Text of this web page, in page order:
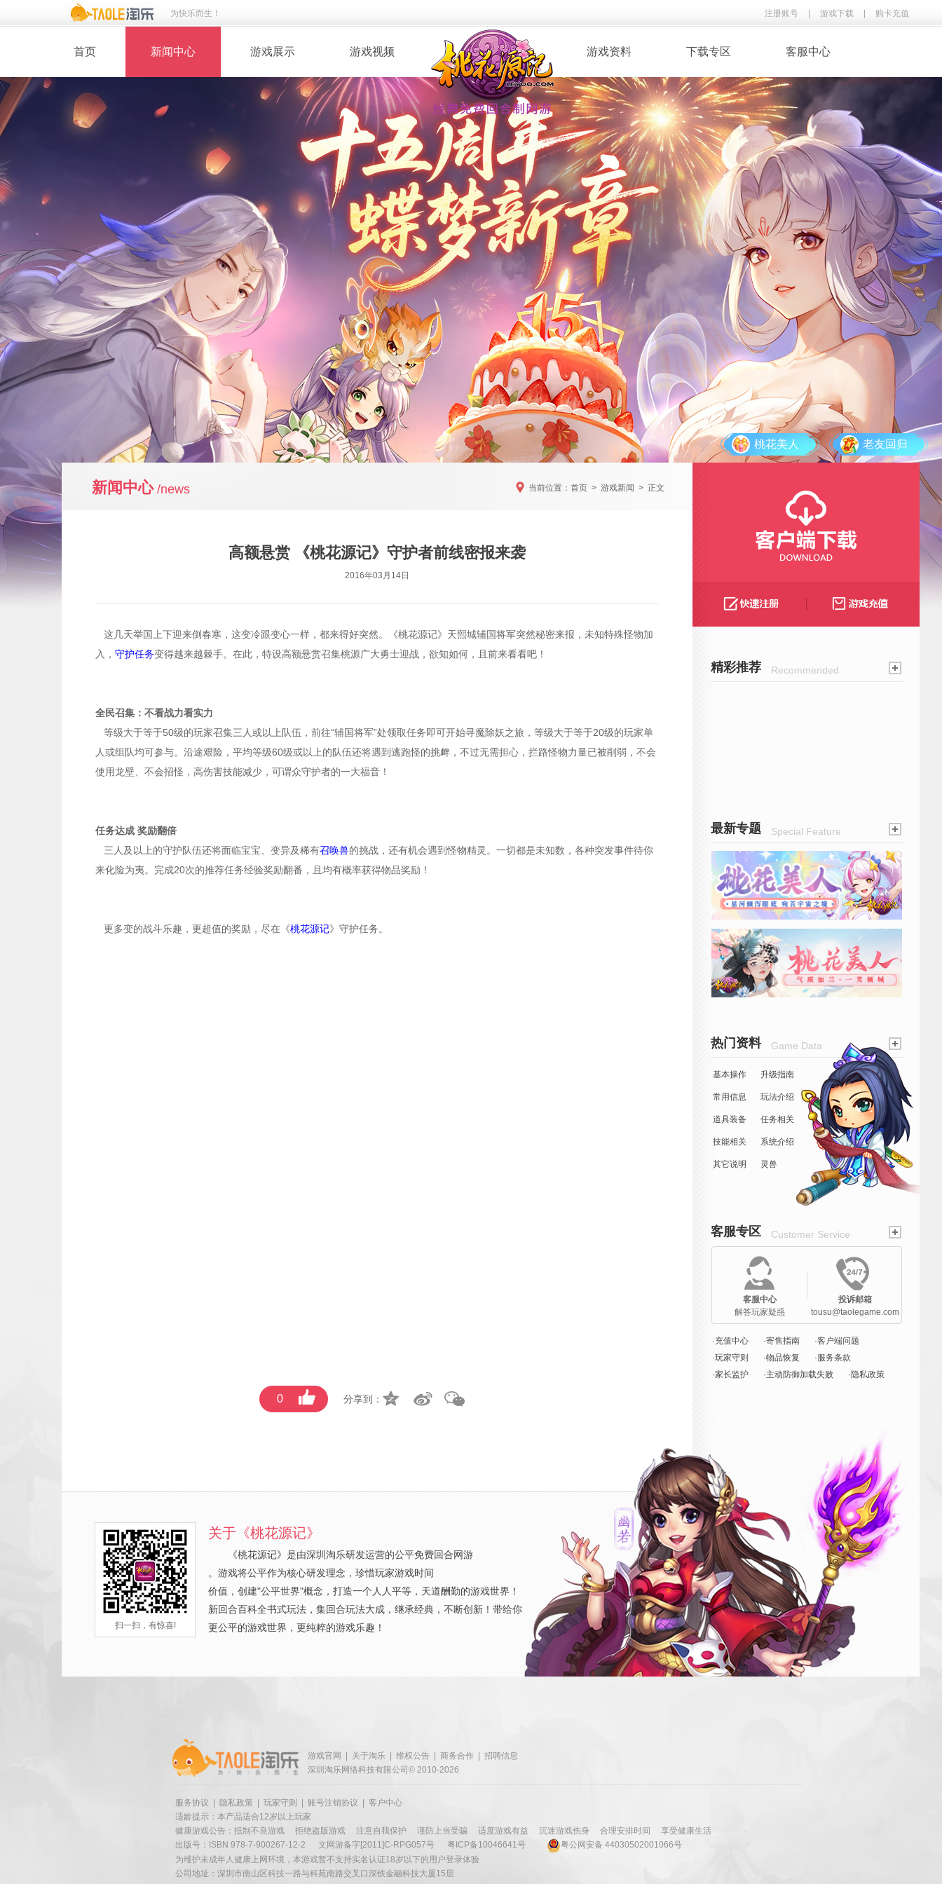
为快乐而生！ 注册账号 游戏下载 购卡充值
首页 新闻中心 游戏展示 游戏视频 客服中心
下载专区
游戏资料
· 维护公告
· 桃花美人
· 桃花服战
· 玩家自制
· 版本CG
· 解说视频
· 录像下载
· 游戏音乐
· 玩家翻唱
· 新手指南
· 资料攻略
· 召唤兽图鉴
老友回归
桃花美人
新闻中心 /news 当前位置： 首页 > 游戏新闻 > 正文
高额悬赏 《桃花源记》守护者前线密报来袭
2016年03月14日
这几天举国上下迎来倒春寒，这变冷跟变心一样，都来得好突然。《桃花源记》天熙城辅国将军突然秘密来报，未知特殊怪物加
入， 守护任务变得越来越棘手。在此，特设高额悬赏召集桃源广大勇士迎战，欲知如何，且前来看看吧！
全民召集：不看战力看实力
等级大于等于50级的玩家召集三人或以上队伍，前往“辅国将军”处领取任务即可开始寻魔除妖之旅，等级大于等于20级的玩家单
人或组队均可参与。沿途艰险，平均等级60级或以上的队伍还将遇到逃跑怪的挑衅，不过无需担心，拦路怪物力量已被削弱，不会
使用龙壁、不会招怪，高伤害技能减少，可谓众守护者的一大福音！
任务达成 奖励翻倍
三人及以上的守护队伍还将面临宝宝、变异及稀有召唤兽的挑战，还有机会遇到怪物精灵。一切都是未知数，各种突发事件待你
来化险为夷。完成20次的推荐任务经验奖励翻番，且均有概率获得物品奖励！
更多变的战斗乐趣，更超值的奖励，尽在《桃花源记》守护任务。
0 分享到：
扫一扫，有惊喜!
关于《桃花源记》
《桃花源记》是由深圳淘乐研发运营的公平免费回合网游
。游戏将公平作为核心研发理念，珍惜玩家游戏时间
价值，创建"公平世界"概念，打造一个人人平等，天道酬勤的游戏世界！
新回合百科全书式玩法，集回合玩法大成，继承经典，不断创新！带给你
更公平的游戏世界，更纯粹的游戏乐趣！
精彩推荐 Recommended
最新专题 Special Feature
热门资料 Game Data
基本操作 升级指南
常用信息 玩法介绍
道具装备 任务相关
技能相关 系统介绍
其它说明 灵兽
客服专区 Customer Service
客服中心
解答玩家疑惑
投诉邮箱
tousu@taolegame.com
·充值中心 ·寄售指南
·客户端问题
·玩家守则
·物品恢复
·服务条款
·家长监护
·主动防御加载失败 ·隐私政策
游戏官网 关于淘乐 维权公告 商务合作
招聘信息
深圳淘乐网络科技有限公司© 2010-2026
服务协议 隐私政策 玩家守则 账号注销协议
客户中心
适龄提示：本产品适合12岁以上玩家
健康游戏公告：抵制不良游戏
拒绝盗版游戏 注意自我保护 谨防上当受骗 适度游戏有益 沉迷游戏伤身 合理安排时间
享受健康生活
出版号：ISBN 978-7-900267-12-2
文网游备字[2011]C-RPG057号 粤ICP备10046641号
粤公网安备 44030502001066号
为维护未成年人健康上网环境，本游戏暂不支持实名认证18岁以下的用户登录体验
公司地址：深圳市南山区科技一路与科苑南路交叉口深铁金融科技大厦15层